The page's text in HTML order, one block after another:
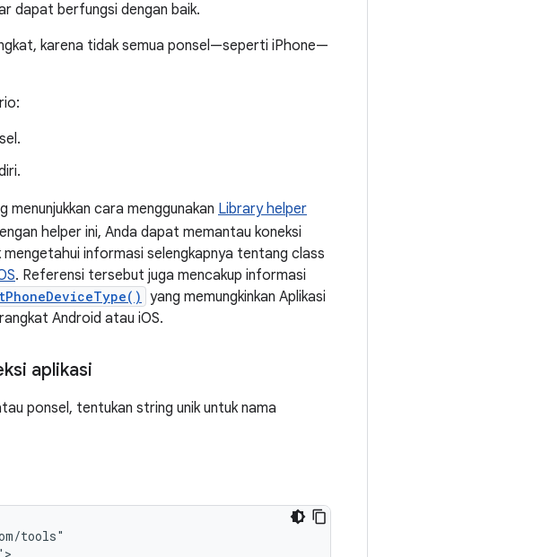
dapat berfungsi dengan baik.
karena tidak semua ponsel—seperti iPhone—
menunjukkan cara menggunakan Library helper
helper ini, Anda dapat memantau koneksi
informasi selengkapnya tentang class
. Referensi tersebut juga mencakup informasi
yang memungkinkan Aplikasi
Android atau iOS.
aplikasi
ponsel, tentukan string unik untuk nama